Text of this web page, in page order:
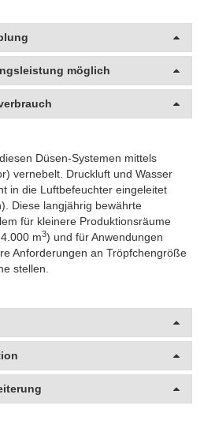
möglich
Düsen-Systemen mittels
vernebelt. Druckluft und Wasser
in die Luftbefeuchter eingeleitet
Diese langjährig bewährte
für kleinere Produktionsräume
m3) und für Anwendungen
Anforderungen an Tröpfchengröße
stellen.